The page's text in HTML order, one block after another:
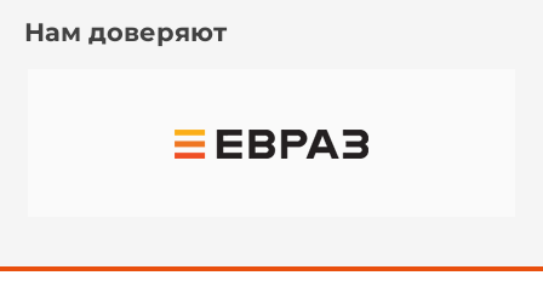
Нам доверяют